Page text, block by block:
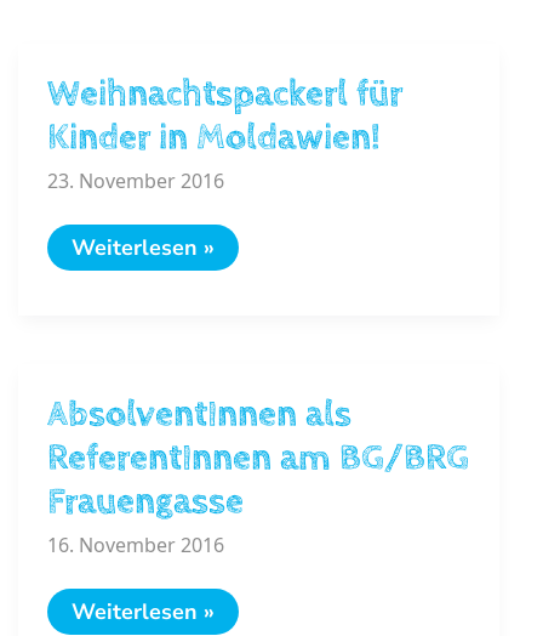
Weihnachtspackerl für
Kinder in Moldawien!
23. November 2016
Weihnachtspackerl
für
Weiterlesen »
AbsolventInnen als
ReferentInnen am BG/BRG
Frauengasse
16. November 2016
AbsolventInnen
Weiterlesen »